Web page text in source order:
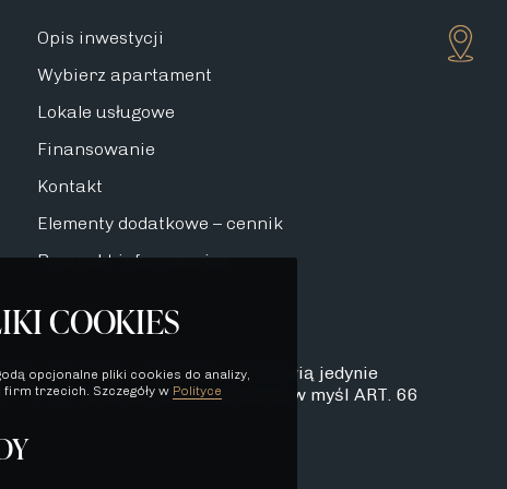
Opis inwestycji
Wybierz apartament
Lokale usługowe
Finansowanie
Kontakt
Elementy dodatkowe – cennik
Prospekt informacyjny
charakter poglądowy i stanowią jedynie
71 K.C. oraz nie stanowią oferty w myśl ART. 66
COOKIES
opcjonalne pliki cookies do analizy,
trzecich. Szczegóły w Polityce